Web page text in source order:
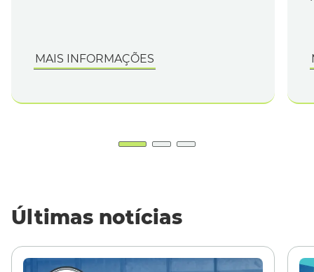
MAIS INFORMAÇÕES
Últimas notícias